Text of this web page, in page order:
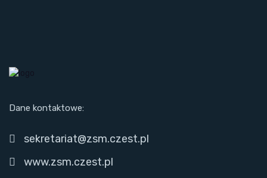
Dane kontaktowe:
sekretariat@zsm.czest.pl
www.zsm.czest.pl